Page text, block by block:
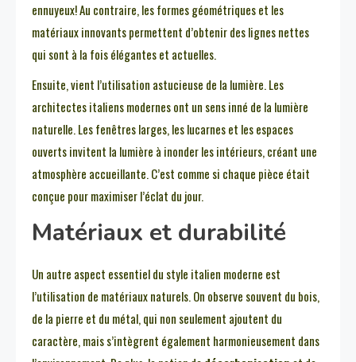
ennuyeux! Au contraire, les formes géométriques et les
matériaux innovants permettent d’obtenir des lignes nettes
qui sont à la fois élégantes et actuelles.
Ensuite, vient l’utilisation astucieuse de la lumière. Les
architectes italiens modernes ont un sens inné de la lumière
naturelle. Les fenêtres larges, les lucarnes et les espaces
ouverts invitent la lumière à inonder les intérieurs, créant une
atmosphère accueillante. C’est comme si chaque pièce était
conçue pour maximiser l’éclat du jour.
Matériaux et durabilité
Un autre aspect essentiel du style italien moderne est
l’utilisation de matériaux naturels. On observe souvent du bois,
de la pierre et du métal, qui non seulement ajoutent du
caractère, mais s’intègrent également harmonieusement dans